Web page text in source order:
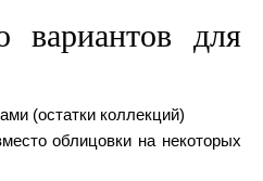
вариантов для
(остатки коллекций)
облицовки на некоторых